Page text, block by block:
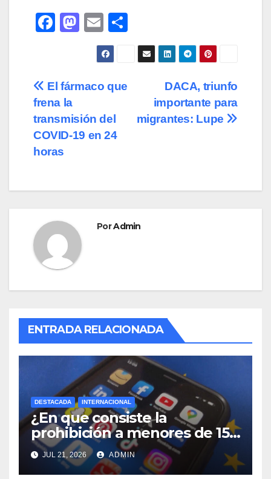
F
e
b
o
o
k
M
o
o
n
E
m
ail
o
m
tir
Navegación
de
entradas
DACA, triunfo
importante para
migrantes: Lupe
El fármaco que
frena la
transmisión del
COVID-19 en 24
horas
PorAdmin
ENTRADA RELACIONADA
DESTACADA INTERNACIONAL
¿En que consiste la
prohibición a menores de 15
años acceso a redes sociales
en Francia?
JUL 21, 2026 ADMIN